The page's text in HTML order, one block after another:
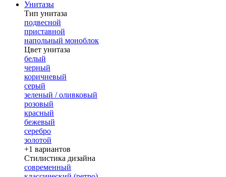
Унитазы
Тип унитаза
подвесной
приставной
напольный моноблок
Цвет унитаза
белый
черный
коричневый
серый
зеленый / оливковый
розовый
красный
бежевый
серебро
золотой
+1 вариантов
Стилистика дизайна
современный